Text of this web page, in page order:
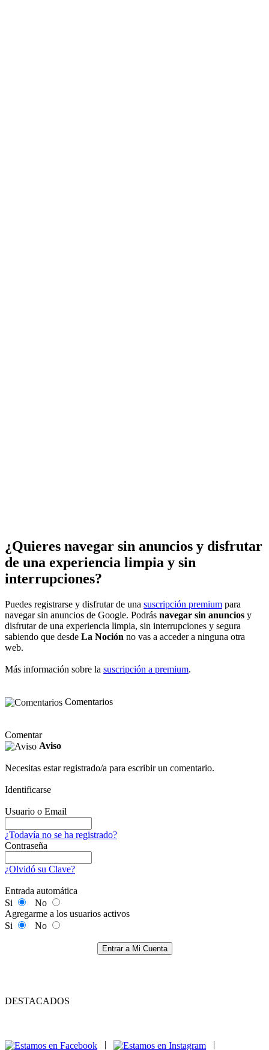
¿Quieres navegar sin anuncios y disfrutar
de una experiencia limpia y sin
interrupciones?
Puedes registrarse y disfrutar de una suscripción premium para
navegar sin anuncios de Google. Podrás navegar sin anuncios y
disfrutar de una experiencia limpia, sin interrupciones y segura
sabiendo que desde La Noción no vas a acceder a ninguna otra
web.
Más información sobre la suscripción a premium.
Comentarios
Comentar
Aviso
Necesitas estar registrado/a para escribir un comentario.
Identificarse
Usuario o Email
¿Todavía no se ha registrado?
Contraseña
¿Olvidó su Clave?
Entrada automática
Si
No
Agregarme a los usuarios activos
Si
No
Entrar a Mi Cuenta
DESTACADOS